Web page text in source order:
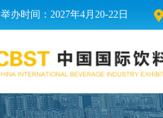
举办时间：2027年4月20-22日